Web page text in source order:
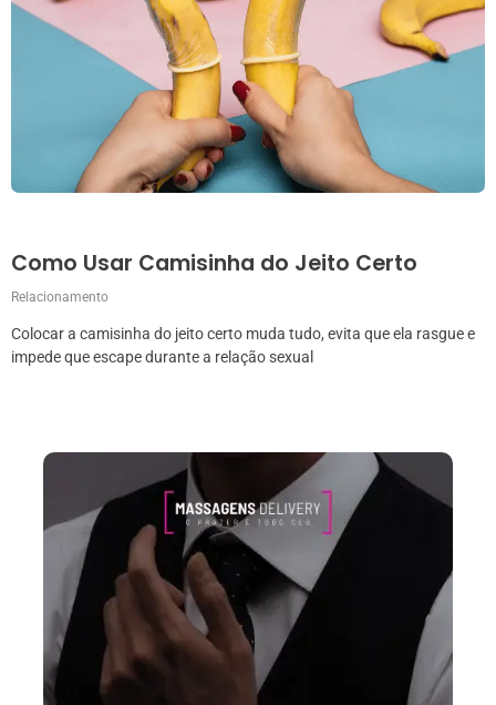
Como Usar Camisinha do Jeito Certo
Relacionamento
Colocar a camisinha do jeito certo muda tudo, evita que ela rasgue e
impede que escape durante a relação sexual